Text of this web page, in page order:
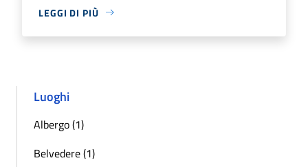
LEGGI DI PIÙ
Luoghi
Albergo (1)
Belvedere (1)